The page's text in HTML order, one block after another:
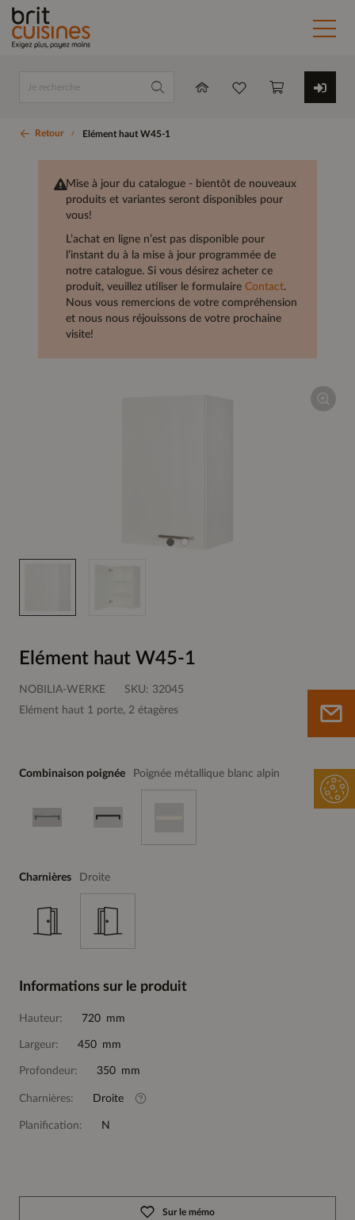
Retour Elément haut W45-1
Mise à jour du catalogue - bientôt de nouveaux
produits et variantes seront disponibles pour
vous!
L’achat en ligne n’est pas disponible pour
l’instant du à la mise à jour programmée de
notre catalogue. Si vous désirez acheter ce
produit, veuillez utiliser le formulaire Contact.
Nous vous remercions de votre compréhension
et nous nous réjouissons de votre prochaine
visite!
Elément haut W45-1
NOBILIA-WERKE SKU: 32045
Elément haut 1 porte, 2 étagères
Combinaison poignée Poignée métallique blanc alpin
Charnières Droite
Informations sur le produit
Hauteur: 720 mm
Largeur: 450 mm
Profondeur: 350 mm
Charnières: Droite
Planification: N
Sur le mémo